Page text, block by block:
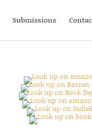
Submissions